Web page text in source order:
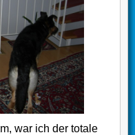
war ich der totale